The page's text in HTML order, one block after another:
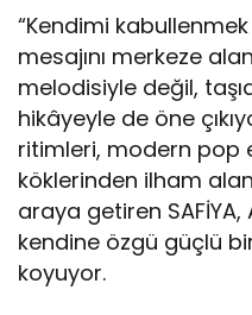
Cansever’e Duygusal
“Kendimi
mesajını merkeze
melodisiyle değil,
hikâyeyle de öne
ritimleri, modern pop
köklerinden ilham
araya getiren
kendine özgü güçlü
koyuyor.